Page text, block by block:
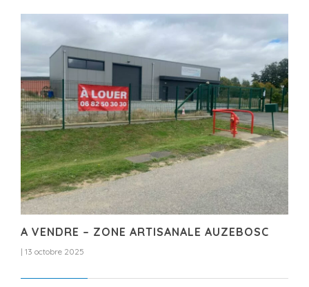
A VENDRE – ZONE ARTISANALE AUZEBOSC
| 13 octobre 2025